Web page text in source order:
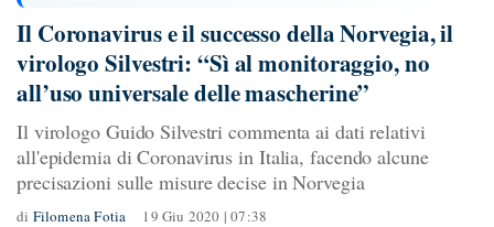
Il Coronavirus e il successo della Norvegia, il
virologo Silvestri: “Sì al monitoraggio, no
all’uso universale delle mascherine”
Il virologo Guido Silvestri commenta ai dati relativi
all'epidemia di Coronavirus in Italia, facendo alcune
precisazioni sulle misure decise in Norvegia
di Filomena Fotia 19 Giu 2020 | 07:38